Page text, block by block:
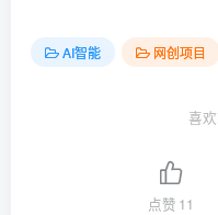
AI智能 网创项目
喜
点赞 11